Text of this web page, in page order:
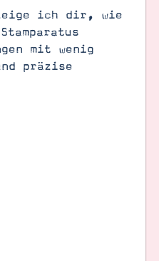
ich dir, wie
mit wenig
präzise